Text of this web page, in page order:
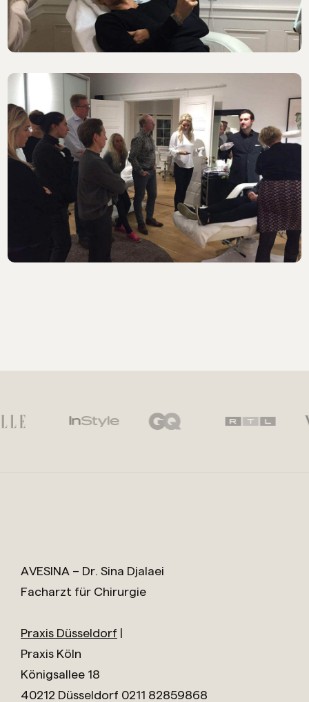
AVESINA – Dr. Sina Djalaei
Facharzt für Chirurgie
Praxis Düsseldorf |
Praxis Köln
Königsallee 18
40212 Düsseldorf 0211 82859868